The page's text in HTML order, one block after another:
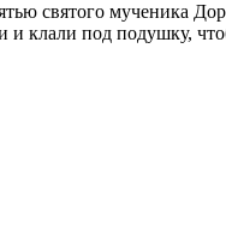
святого мученика
клали под подушку,